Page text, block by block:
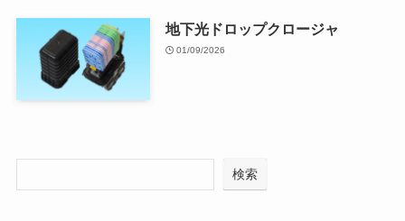
地下光ドロップクロージャ
01/09/2026
検索